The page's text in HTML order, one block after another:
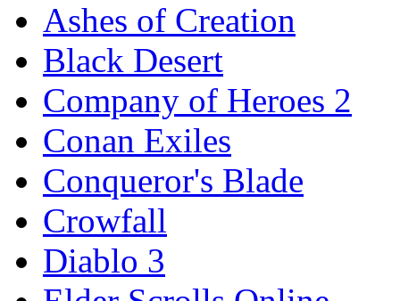
Ashes of Creation
Black Desert
Company of Heroes 2
Conan Exiles
Conqueror's Blade
Crowfall
Diablo 3